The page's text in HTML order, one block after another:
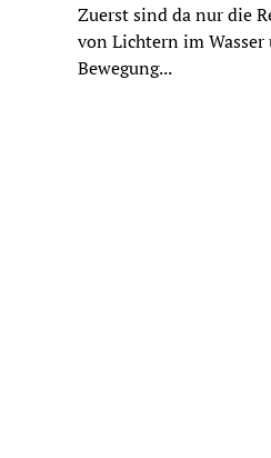
Zuerst sind da nur die
von Lichtern im Wasser
Bewegung...